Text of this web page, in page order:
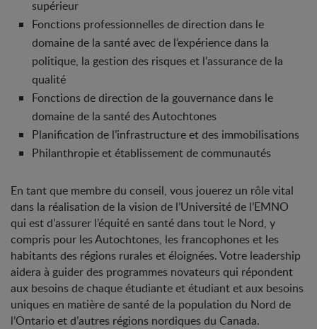
supérieur
Fonctions professionnelles de direction dans le
domaine de la santé avec de l’expérience dans la
politique, la gestion des risques et l’assurance de la
qualité
Fonctions de direction de la gouvernance dans le
domaine de la santé des Autochtones
Planification de l’infrastructure et des immobilisations
Philanthropie et établissement de communautés
En tant que membre du conseil, vous jouerez un rôle vital
dans la réalisation de la vision de l’Université de l’EMNO
qui est d’assurer l’équité en santé dans tout le Nord, y
compris pour les Autochtones, les francophones et les
habitants des régions rurales et éloignées. Votre leadership
aidera à guider des programmes novateurs qui répondent
aux besoins de chaque étudiante et étudiant et aux besoins
uniques en matière de santé de la population du Nord de
l’Ontario et d’autres régions nordiques du Canada.